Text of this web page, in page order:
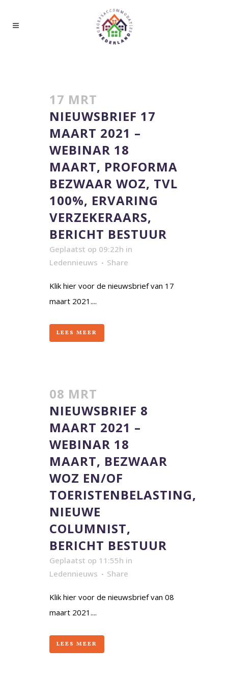
17 MRT
NIEUWSBRIEF 17
MAART 2021 –
WEBINAR 18
MAART, PROFORMA
BEZWAAR WOZ, TVL
100%, ERVARING
VERZEKERAARS,
BERICHT BESTUUR
Geplaatst op 09:22h in
Ledennieuws
Share
Klik hier voor de nieuwsbrief van 17
maart 2021....
LEES MEER
08 MRT
NIEUWSBRIEF 8
MAART 2021 –
WEBINAR 18
MAART, BEZWAAR
WOZ EN/OF
TOERISTENBELASTING,
NIEUWE
COLUMNIST,
BERICHT BESTUUR
Geplaatst op 11:55h in
Ledennieuws
Share
Klik hier voor de nieuwsbrief van 08
maart 2021....
LEES MEER